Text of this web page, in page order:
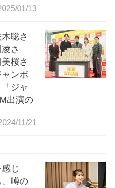
01/13
聡さ
さ
桜さ
ンボ
ジャ
出演の
11/21
じ
噂の